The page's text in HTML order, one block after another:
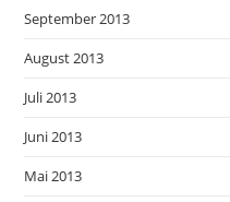
September 2013
August 2013
Juli 2013
Juni 2013
Mai 2013